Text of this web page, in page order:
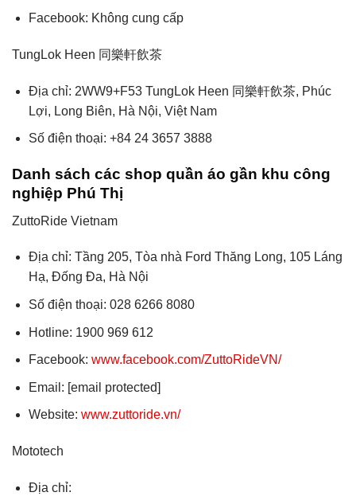
Facebook: Không cung cấp
TungLok Heen 同樂軒飲茶
Địa chỉ: 2WW9+F53 TungLok Heen 同樂軒飲茶, Phúc
Lợi, Long Biên, Hà Nội, Việt Nam
Số điện thoại: +84 24 3657 3888
Danh sách các shop quần áo gần khu công
nghiệp Phú Thị
ZuttoRide Vietnam
Địa chỉ: Tầng 205, Tòa nhà Ford Thăng Long, 105 Láng
Hạ, Đống Đa, Hà Nội
Số điện thoại: 028 6266 8080
Hotline: 1900 969 612
Facebook: www.facebook.com/ZuttoRideVN/
Email: [email protected]
Website: www.zuttoride.vn/
Mototech
Địa chỉ: